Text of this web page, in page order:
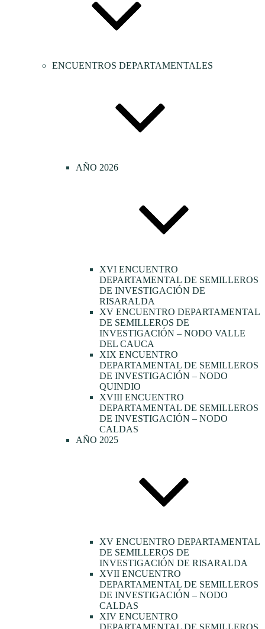
ENCUENTROS DEPARTAMENTALES
AÑO 2026
XVI ENCUENTRO
DEPARTAMENTAL DE SEMILLEROS
DE INVESTIGACIÓN DE
RISARALDA
XV ENCUENTRO DEPARTAMENTAL
DE SEMILLEROS DE
INVESTIGACIÓN – NODO VALLE
DEL CAUCA
XIX ENCUENTRO
DEPARTAMENTAL DE SEMILLEROS
DE INVESTIGACIÓN – NODO
QUINDIO
XVIII ENCUENTRO
DEPARTAMENTAL DE SEMILLEROS
DE INVESTIGACIÓN – NODO
CALDAS
AÑO 2025
XV ENCUENTRO DEPARTAMENTAL
DE SEMILLEROS DE
INVESTIGACIÓN DE RISARALDA
XVII ENCUENTRO
DEPARTAMENTAL DE SEMILLEROS
DE INVESTIGACIÓN – NODO
CALDAS
XIV ENCUENTRO
DEPARTAMENTAL DE SEMILLEROS